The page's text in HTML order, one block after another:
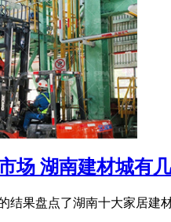
场 湖南建材城有
结果盘点了湖南十大家居建